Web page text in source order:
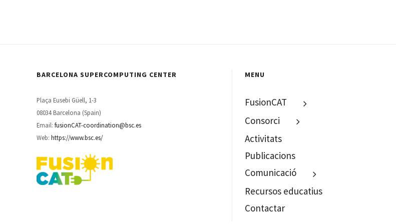
BARCELONA SUPERCOMPUTING CENTER
Plaça Eusebi Güell, 1-3
08034 Barcelona (Spain)
Email: fusionCAT-coordination@bsc.es
Web: https://www.bsc.es/
MENU
FusionCAT
Consorci
Activitats
Publicacions
Comunicació
Recursos educatius
Contactar